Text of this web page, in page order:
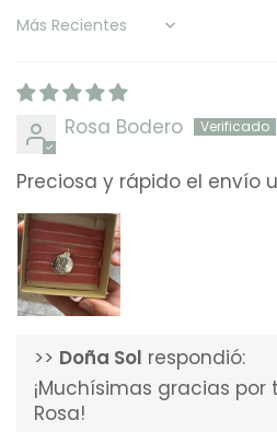
Sort by
Rosa Bodero
Preciosa y rápido el envío
>> Doña Sol respondió:
¡Muchísimas gracias
Rosa!